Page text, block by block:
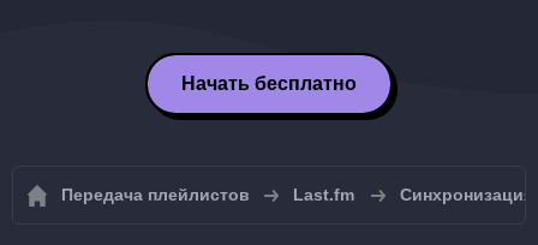
Начать бесплатно
Передача плейлистов Last.fm